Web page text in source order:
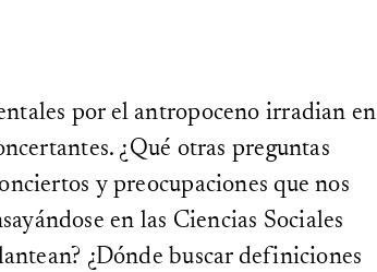
por el antropoceno irradian en
¿Qué otras preguntas
y preocupaciones que nos
en las Ciencias Sociales
¿Dónde buscar definiciones